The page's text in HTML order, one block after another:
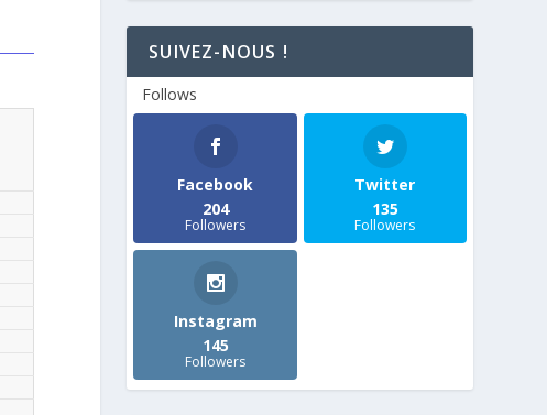
SUIVEZ-NOUS !
Follows
Facebook
204
Followers
Twitter
135
Followers
Instagram
145
Followers